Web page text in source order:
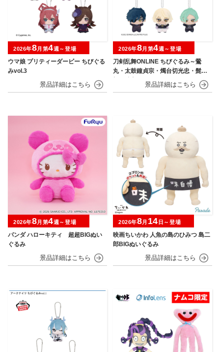
ウマ娘 プリティーダービー ちびぐる
みvol.3
2026年8月第4週～登場
刀剣乱舞ONLINE ちびぐるみ～鶯
丸・太鼓鐘貞宗・燭台切光忠・髭
2026年8月第4週～登場
パンダ ハローキティ 超超BIGぬい
ぐるみ
2026年8月第4週～登場
映画ちいかわ 人魚の島のひみつ 島二
郎BIGぬいぐるみ
2026年8月 14 日～登場